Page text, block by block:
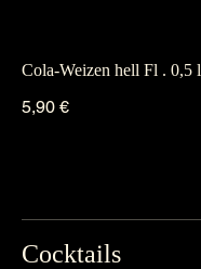
Cola-Weizen hell Fl . 0,5 l
5,90 €
Cocktails